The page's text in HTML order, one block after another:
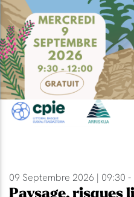
09 Septembre 2026 | 09:30 -